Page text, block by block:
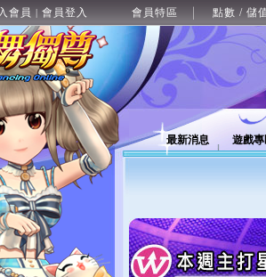
會員 | 會員登入 會員特區 點數 / 儲
最新消息 遊戲